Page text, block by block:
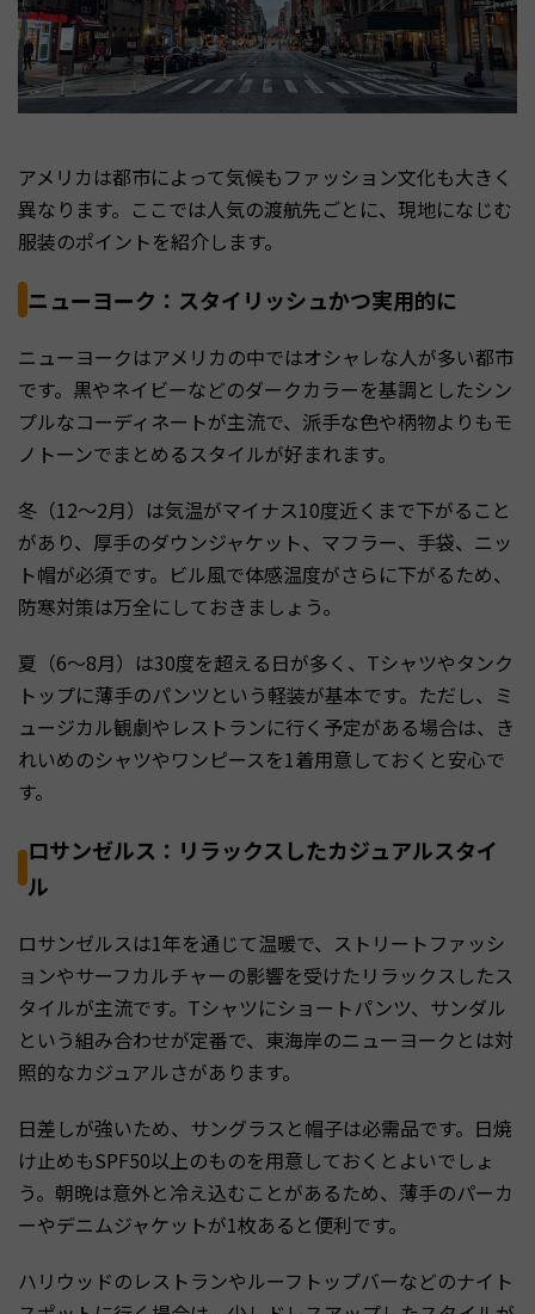
アメリカは都市によって気候もファッション文化も大きく
異なります。ここでは人気の渡航先ごとに、現地になじむ
服装のポイントを紹介します。
ニューヨーク：スタイリッシュかつ実用的に
ニューヨークはアメリカの中ではオシャレな人が多い都市
です。黒やネイビーなどのダークカラーを基調としたシン
プルなコーディネートが主流で、派手な色や柄物よりもモ
ノトーンでまとめるスタイルが好まれます。
冬（12〜2月）は気温がマイナス10度近くまで下がること
があり、厚手のダウンジャケット、マフラー、手袋、ニッ
ト帽が必須です。ビル風で体感温度がさらに下がるため、
防寒対策は万全にしておきましょう。
夏（6〜8月）は30度を超える日が多く、Tシャツやタンク
トップに薄手のパンツという軽装が基本です。ただし、ミ
ュージカル観劇やレストランに行く予定がある場合は、き
れいめのシャツやワンピースを1着用意しておくと安心で
す。
ロサンゼルス：リラックスしたカジュアルスタイ
ル
ロサンゼルスは1年を通じて温暖で、ストリートファッシ
ョンやサーフカルチャーの影響を受けたリラックスしたス
タイルが主流です。Tシャツにショートパンツ、サンダル
という組み合わせが定番で、東海岸のニューヨークとは対
照的なカジュアルさがあります。
日差しが強いため、サングラスと帽子は必需品です。日焼
け止めもSPF50以上のものを用意しておくとよいでしょ
う。朝晩は意外と冷え込むことがあるため、薄手のパーカ
ーやデニムジャケットが1枚あると便利です。
ハリウッドのレストランやルーフトップバーなどのナイト